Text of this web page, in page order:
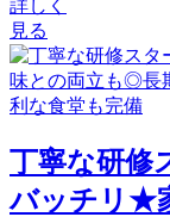
詳しく
見る
丁寧な研修
バッチリ★